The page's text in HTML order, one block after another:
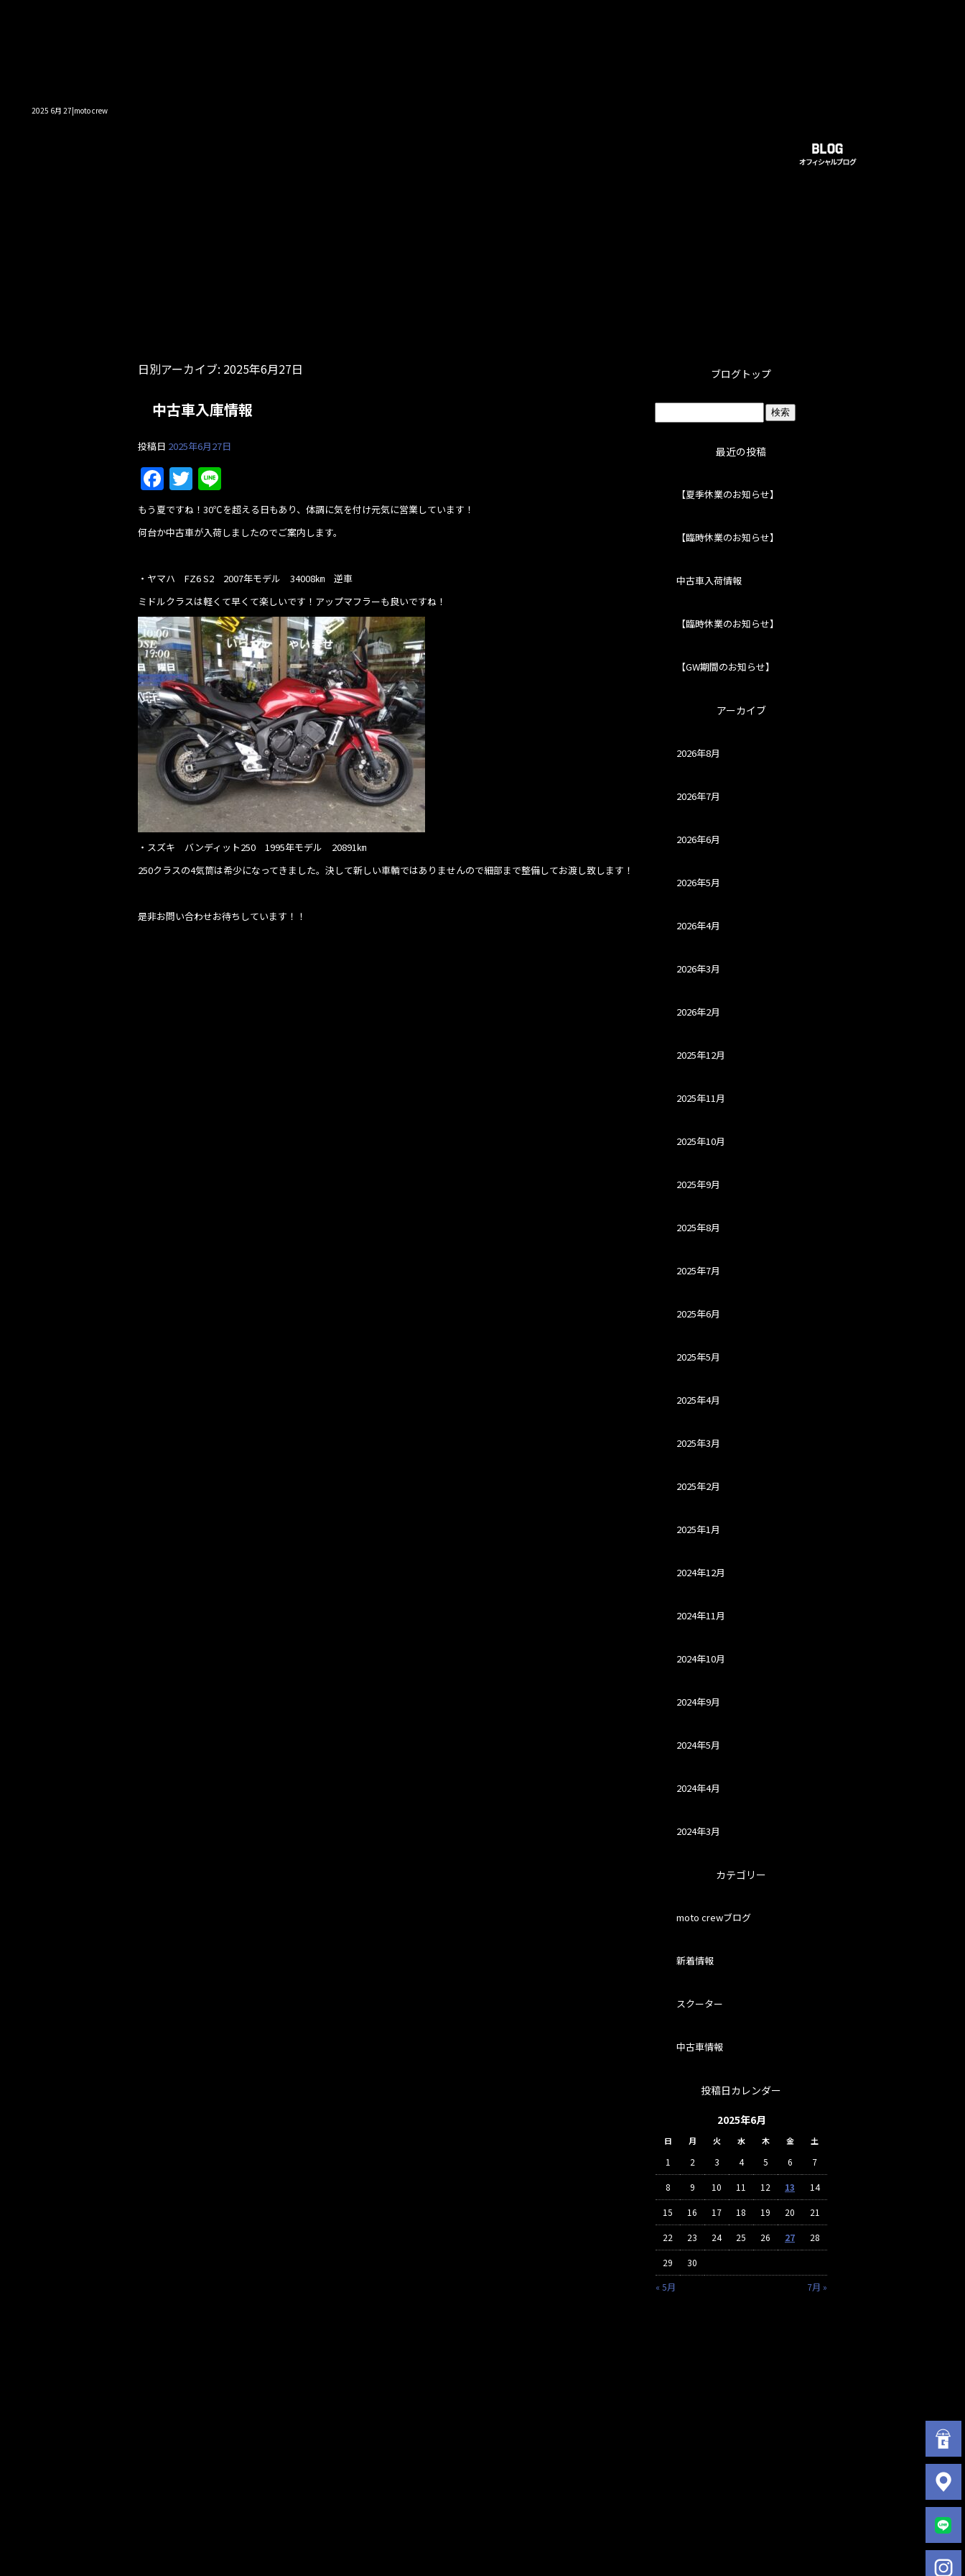
2025 6月 27|moto crew
日別アーカイブ: 2025年6月27日
中古車入庫情報
投稿日 2025年6月27日
F
a
c
e
b
o
o
k
T
w
itt
er
n
e
もう夏ですね！30℃を超える日もあり、体調に気を付け元気に営業しています！
何台か中古車が入荷しましたのでご案内します。
・ヤマハ FZ6 S2 2007年モデル 34008㎞ 逆車
ミドルクラスは軽くて早くて楽しいです！アップマフラーも良いですね！
・スズキ バンディット250 1995年モデル 20891㎞
250クラスの4気筒は希少になってきました。決して新しい車輌ではありませんので細部まで整備してお渡し致します！
是非お問い合わせお待ちしています！！
ブログトップ
最近の投稿
【夏季休業のお知らせ】
【臨時休業のお知らせ】
中古車入荷情報
【臨時休業のお知らせ】
【GW期間のお知らせ】
アーカイブ
2026年8月
2026年7月
2026年6月
2026年5月
2026年4月
2026年3月
2026年2月
2025年12月
2025年11月
2025年10月
2025年9月
2025年8月
2025年7月
2025年6月
2025年5月
2025年4月
2025年3月
2025年2月
2025年1月
2024年12月
2024年11月
2024年10月
2024年9月
2024年5月
2024年4月
2024年3月
カテゴリー
moto crewブログ
新着情報
スクーター
中古車情報
投稿日カレンダー
2025年6月
日 月 火 水 木 金 土
« 5月 7月 »
1 2 3 4 5 6 7
8 9 10 11 12 13 14
15 16 17 18 19 20 21
22 23 24 25 26 27 28
29 30